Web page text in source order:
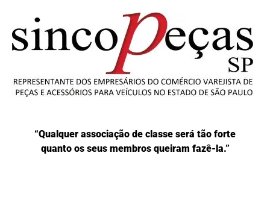
“Qualquer associação de classe será tão forte
quanto os seus membros queiram fazê-la.”